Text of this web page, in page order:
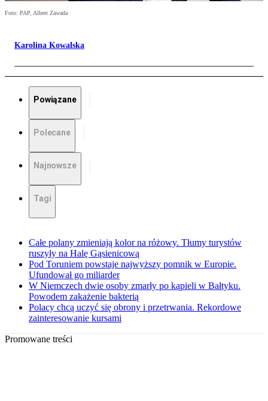
Foto: PAP, Albert Zawada
Karolina Kowalska
Powiązane
Polecane
Najnowsze
Tagi
Całe polany zmieniają kolor na różowy. Tłumy turystów
ruszyły na Halę Gąsienicową
Pod Toruniem powstaje najwyższy pomnik w Europie.
Ufundował go miliarder
W Niemczech dwie osoby zmarły po kąpieli w Bałtyku.
Powodem zakażenie bakterią
Polacy chcą uczyć się obrony i przetrwania. Rekordowe
zainteresowanie kursami
Promowane treści